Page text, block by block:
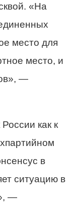
«На
место для
место, и
—
как к
в
ситуацию в
—